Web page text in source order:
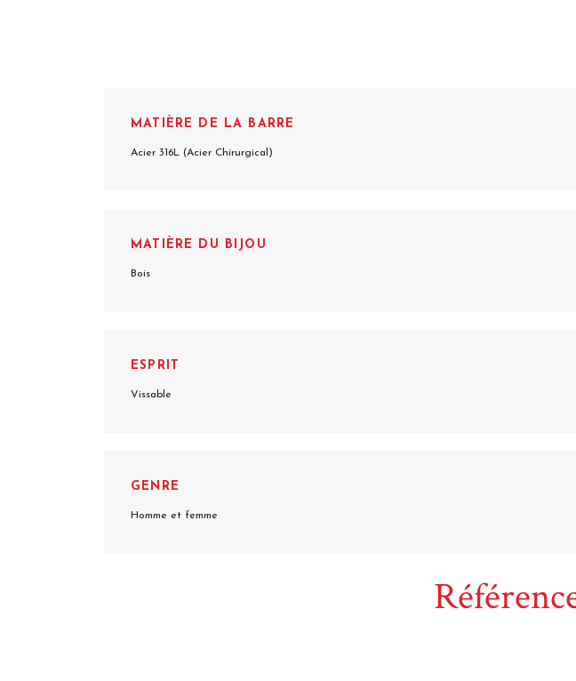
MATIÈRE DE LA BARRE
Acier 316L (Acier Chirurgical)
MATIÈRE DU BIJOU
Bois
ESPRIT
Vissable
GENRE
Homme et femme